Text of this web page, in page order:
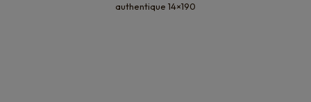
authentique 14×190